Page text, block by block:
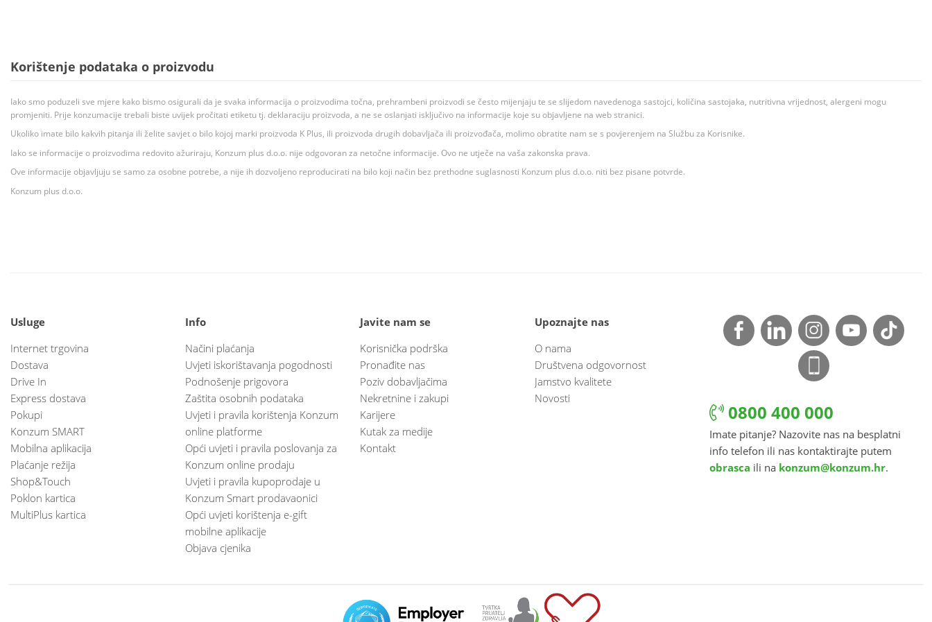
Korištenje podataka o proizvodu
Iako smo poduzeli sve mjere kako bismo osigurali da je svaka informacija o proizvodima točna, prehrambeni proizvodi se često mijenjaju te se slijedom navedenoga sastojci, količina sastojaka, nutritivna vrijednost, alergeni mogu
promjeniti. Prije konzumacije trebali biste uvijek pročitati etiketu tj. deklaraciju proizvoda, a ne se oslanjati isključivo na informacije koje su objavljene na web stranici.
Ukoliko imate bilo kakvih pitanja ili želite savjet o bilo kojoj marki proizvoda K Plus, ili proizvoda drugih dobavljača ili proizvođača, molimo obratite nam se s povjerenjem na Službu za Korisnike.
Iako se informacije o proizvodima redovito ažuriraju, Konzum plus d.o.o. nije odgovoran za netočne informacije. Ovo ne utječe na vaša zakonska prava.
Ove informacije objavljuju se samo za osobne potrebe, a nije ih dozvoljeno reproducirati na bilo koji način bez prethodne suglasnosti Konzum plus d.o.o. niti bez pisane potvrde.
Konzum plus d.o.o.
Usluge
Internet trgovina
Dostava
Drive In
Express dostava
Pokupi
Konzum SMART
Mobilna aplikacija
Plaćanje režija
Shop&Touch
Poklon kartica
MultiPlus kartica
Info
Načini plaćanja
Uvjeti iskorištavanja pogodnosti
Podnošenje prigovora
Zaštita osobnih podataka
Uvjeti i pravila korištenja Konzum
online platforme
Opći uvjeti i pravila poslovanja za
Konzum online prodaju
Uvjeti i pravila kupoprodaje u
Konzum Smart prodavaonici
Opći uvjeti korištenja e-gift
mobilne aplikacije
Objava cjenika
Javite nam se
Korisnička podrška
Pronađite nas
Poziv dobavljačima
Nekretnine i zakupi
Karijere
Kutak za medije
Kontakt
Upoznajte nas
O nama
Društvena odgovornost
Jamstvo kvalitete
Novosti
0800 400 000
Imate pitanje? Nazovite nas na besplatni
info telefon ili nas kontaktirajte putem
obrasca ili na konzum@konzum.hr.